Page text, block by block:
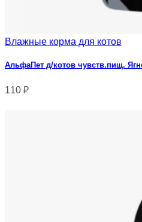
Влажные корма для котов
АльфаПет д/котов чувств.пищ.
110 ₽